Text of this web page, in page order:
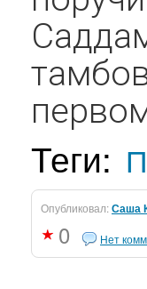
Теги:
Опубликовал:Саша
0 Нет